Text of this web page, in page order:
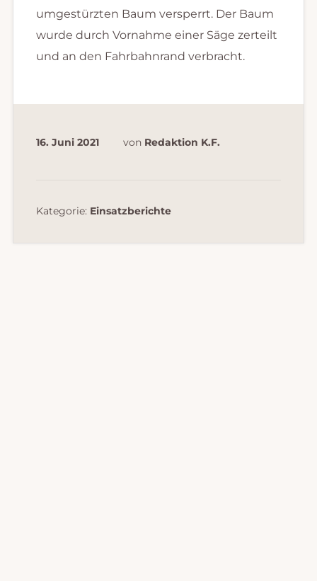
umgestürzten Baum versperrt. Der Baum
wurde durch Vornahme einer Säge zerteilt
und an den Fahrbahnrand verbracht.
16. Juni 2021 von Redaktion K.F.
Kategorie: Einsatzberichte